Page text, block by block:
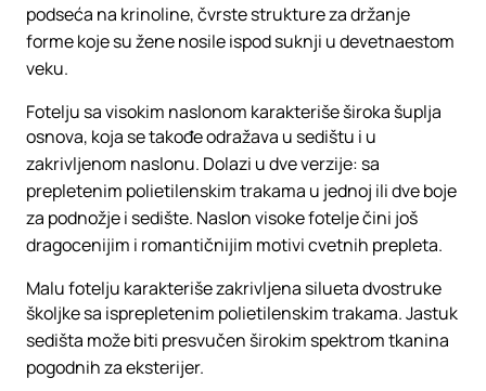
podseća na krinoline, čvrste strukture za držanje
forme koje su žene nosile ispod suknji u devetnaestom
veku.
Fotelju sa visokim naslonom karakteriše široka šuplja
osnova, koja se takođe odražava u sedištu i u
zakrivljenom naslonu. Dolazi u dve verzije: sa
prepletenim polietilenskim trakama u jednoj ili dve boje
za podnožje i sedište. Naslon visoke fotelje čini još
dragocenijim i romantičnijim motivi cvetnih prepleta.
Malu fotelju karakteriše zakrivljena silueta dvostruke
školjke sa isprepletenim polietilenskim trakama. Jastuk
sedišta može biti presvučen širokim spektrom tkanina
pogodnih za eksterijer.